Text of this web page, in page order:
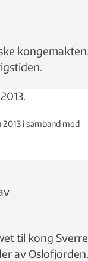
kongemakten.
i samband med
til kong Sverre.
av Oslofjorden.